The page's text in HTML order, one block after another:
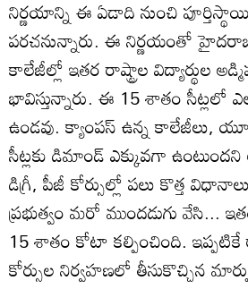
నిర్ణయాన్ని ఈ ఏడాది నుంచి
పరచనున్నారు. ఈ నిర్ణయంతో
కాలేజీల్లో ఇతర రాష్ట్రాల విద్యార్థుల
భావిస్తున్నారు. ఈ 15 శాతం సీట్లలో
ఉండవు. క్యాంపస్‌ ఉన్న కాలేజీలు,
సీట్లకు డిమాండ్‌ ఎక్కువగా ఉంటుందని
డిగ్రీ, పీజీ కోర్సుల్లో పలు కొత్త
ప్రభుత్వం మరో ముందడుగు వేసి...
15 శాతం కోటా కల్పించింది. ఇప్పటికే
కోర్సుల నిర్వహణలో తీసుకొచ్చిన